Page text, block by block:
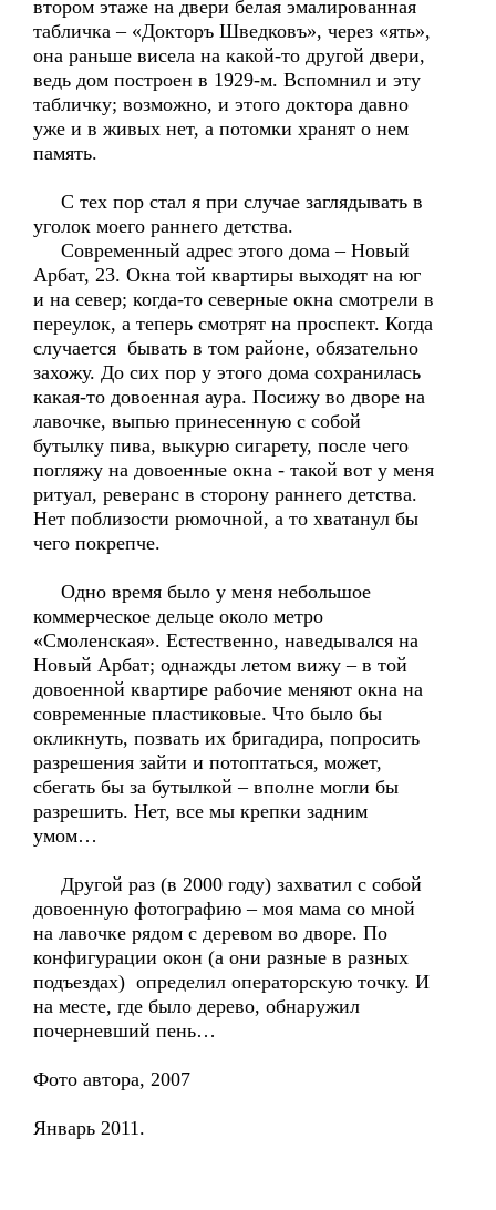
втором этаже на двери белая эмалированная
табличка – «Докторъ Шведковъ», через «ять»,
она раньше висела на какой-то другой двери,
ведь дом построен в 1929-м. Вспомнил и эту
табличку; возможно, и этого доктора давно
уже и в живых нет, а потомки хранят о нем
память.
С тех пор стал я при случае заглядывать в
уголок моего раннего детства.
Современный адрес этого дома – Новый
Арбат, 23. Окна той квартиры выходят на юг
и на север; когда-то северные окна смотрели в
переулок, а теперь смотрят на проспект. Когда
случается бывать в том районе, обязательно
захожу. До сих пор у этого дома сохранилась
какая-то довоенная аура. Посижу во дворе на
лавочке, выпью принесенную с собой
бутылку пива, выкурю сигарету, после чего
погляжу на довоенные окна - такой вот у меня
ритуал, реверанс в сторону раннего детства.
Нет поблизости рюмочной, а то хватанул бы
чего покрепче.
Одно время было у меня небольшое
коммерческое дельце около метро
«Смоленская». Естественно, наведывался на
Новый Арбат; однажды летом вижу – в той
довоенной квартире рабочие меняют окна на
современные пластиковые. Что было бы
окликнуть, позвать их бригадира, попросить
разрешения зайти и потоптаться, может,
сбегать бы за бутылкой – вполне могли бы
разрешить. Нет, все мы крепки задним
умом…
Другой раз (в 2000 году) захватил с собой
довоенную фотографию – моя мама со мной
на лавочке рядом с деревом во дворе. По
конфигурации окон (а они разные в разных
подъездах) определил операторскую точку. И
на месте, где было дерево, обнаружил
почерневший пень…
Фото автора, 2007
Январь 2011.